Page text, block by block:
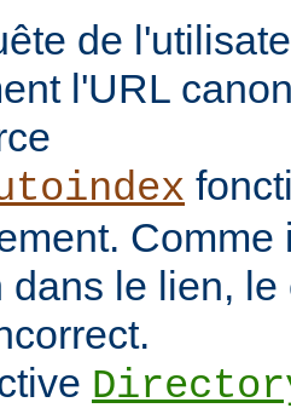
de
l'URL
dans le lien,